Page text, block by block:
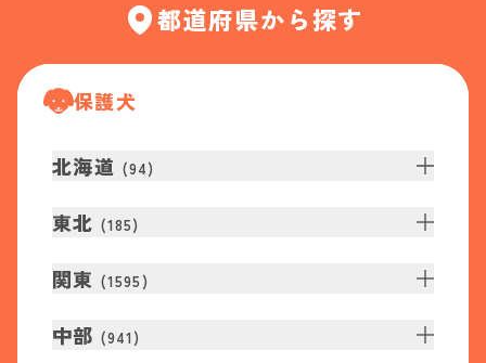
都道府県から探す
保護犬
北海道 (94)
東北 (185)
関東 (1595 )
中部 (941 )